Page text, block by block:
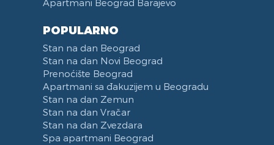
Opština Novi Beograd
Dunavski kej
Hotel Jugoslavija
Stari Merkator
Stari Merkator Novi Beograd
Delta City
Bulevar Zorana Djindjica
Tosin bunar
Park Tašmajdan
Apartmani Beograd Barajevo
POPULARNO
Stan na dan Beograd
Stan na dan Novi Beograd
Prenoćište Beograd
Apartmani sa đakuzijem u Beogradu
Stan na dan Zemun
Stan na dan Vračar
Stan na dan Zvezdara
Spa apartmani Beograd